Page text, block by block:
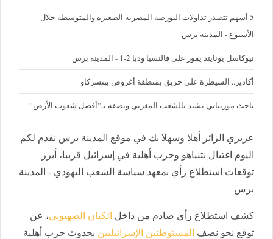
5 أسهم تتصدر تداولات البورصة المصرية الصغيرة والمتوسطة خلال
الأسبوع - المدينة برس
نيوكاسل يونايتد يفوز على فالنسيا وديا 2-1 - المدينة برس
أكادير.. السيطرة على حريق بمنطقة أغروض ببنسركاو
باحث موريتاني يشيد بالشعب المغربي ويصفه بـ”أفضل شعوب الأرض”
عزيزي الزائر أهلا وسهلا بك في موقع المدينة برس نقدم لكم
اليوم اغتيال نتنياهو وحرب أهلية في إسرائيل قريبا، أبرز
توقعات استطلاع رأي بمعهد سياسة الشعب اليهودي - المدينة
برس
كشف استطلاع رأي صادم من داخل الكيان الصهيوني، عن
توقع نحو نصف المستوطنين الإسرائيليين بحدوث حرب أهلية